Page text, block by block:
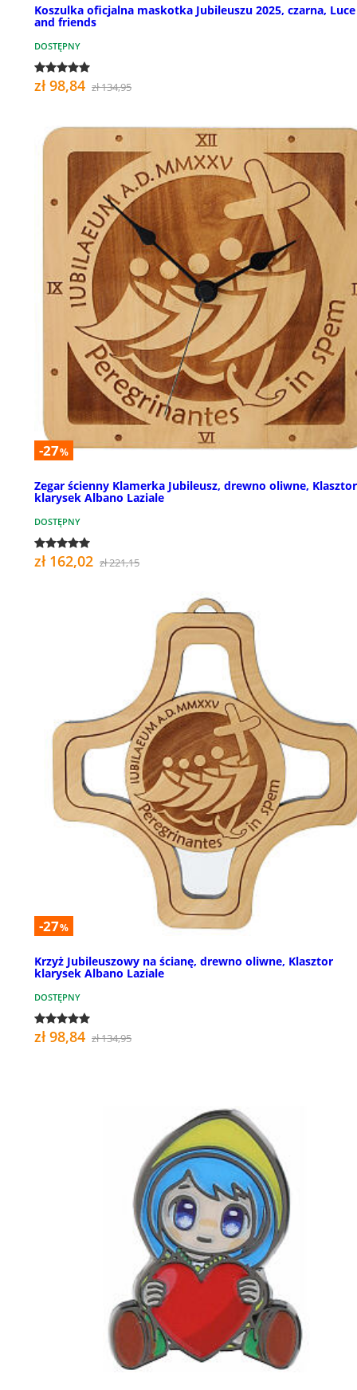
Koszulka oficjalna maskotka Jubileuszu 2025, czarna, Luce
and friends
DOSTĘPNY
zł 98,84 zł 134,95
-27%
Zegar ścienny Klamerka Jubileusz, drewno oliwne, Klasztor
klarysek Albano Laziale
DOSTĘPNY
zł 162,02 zł 221,15
-27%
Krzyż Jubileuszowy na ścianę, drewno oliwne, Klasztor
klarysek Albano Laziale
DOSTĘPNY
zł 98,84 zł 134,95